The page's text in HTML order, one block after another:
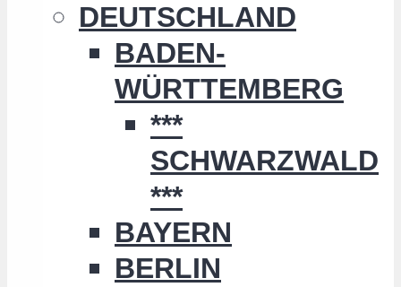
DEUTSCHLAND
BADEN-
WÜRTTEMBERG
***
SCHWARZWALD
***
BAYERN
BERLIN